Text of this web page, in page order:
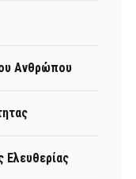
Ανθρώπου
Ελευθερίας